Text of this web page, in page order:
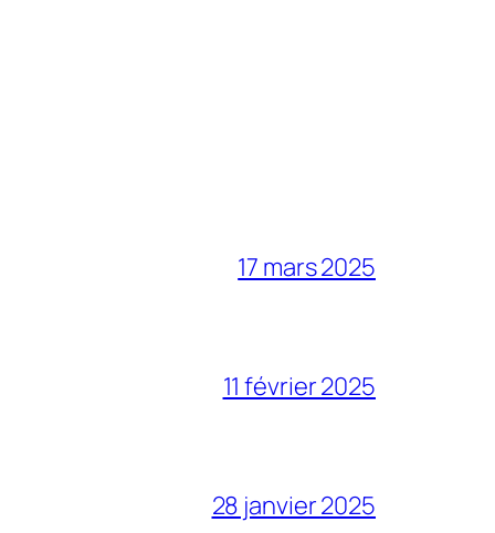
17 mars 2025
11 février 2025
28 janvier 2025